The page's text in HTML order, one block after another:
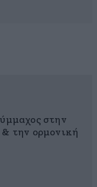
στην
την ορμονική